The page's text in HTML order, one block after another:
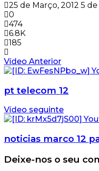
25 de Março, 2012 5
0
474
6.8K
185
Vídeo Anterior
pt telecom 12
Vídeo seguinte
noticias marco 12
Deixe-nos o seu